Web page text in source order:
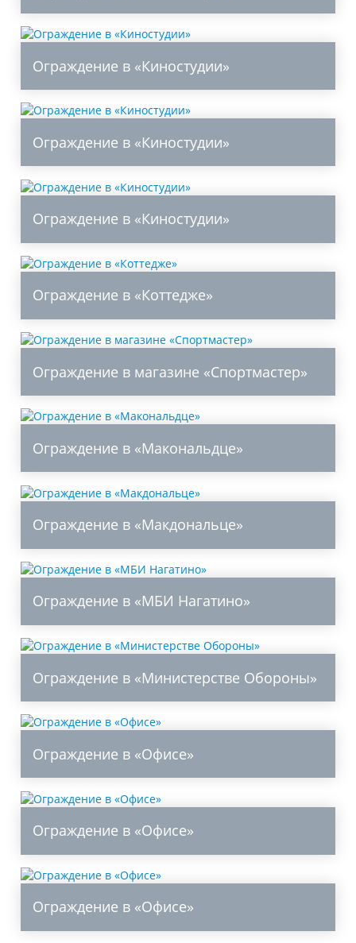
Ограждение в «Киностудии»
Ограждение в «Киностудии»
Ограждение в «Киностудии»
Ограждение в «Коттедже»
Ограждение в магазине «Спортмастер»
Ограждение в «Макональдце»
Ограждение в «Макдональце»
Ограждение в «МБИ Нагатино»
Ограждение в «Министерстве Обороны»
Ограждение в «Офисе»
Ограждение в «Офисе»
Ограждение в «Офисе»